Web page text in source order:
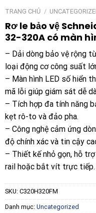
TRANG CHỦ /
Rơ le bảo vệ
32-320A có màn
– Dải dòng bảo vệ rộng
loại động cơ công suất
– Màn hình LED số hiển
mã lỗi giúp giám sát dễ
– Tích hợp đa tính năng
kẹt rô-to và đảo pha.
– Công nghệ cảm ứng
độ chính xác và tin cậy
– Thiết kế nhỏ gọn, hỗ
rail hoặc bắt vít trực tiếp.
SKU: C320H320FM
Danh mục: Uncategorized